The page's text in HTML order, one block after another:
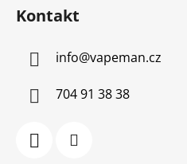
Kontakt
info@vapeman.cz
704 91 38 38